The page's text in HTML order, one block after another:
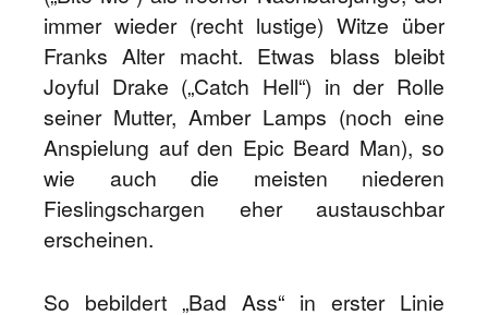
immer wieder (recht lustige) Witze über
Franks Alter macht. Etwas blass bleibt
Joyful Drake („Catch Hell“) in der Rolle
seiner Mutter, Amber Lamps (noch eine
Anspielung auf den Epic Beard Man), so
wie auch die meisten niederen
Fieslingschargen eher austauschbar
erscheinen.
So bebildert „Bad Ass“ in erster Linie